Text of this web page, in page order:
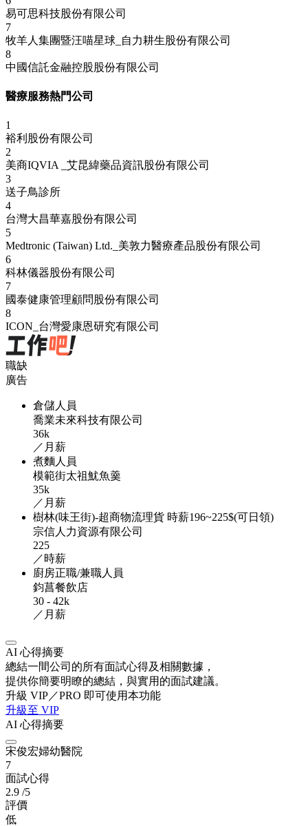
易可思科技股份有限公司
7
牧羊人集團暨汪喵星球_自力耕生股份有限公司
8
中國信託金融控股股份有限公司
醫療服務熱門公司
1
裕利股份有限公司
2
美商IQVIA _艾昆緯藥品資訊股份有限公司
3
送子鳥診所
4
台灣大昌華嘉股份有限公司
5
Medtronic (Taiwan) Ltd._美敦力醫療產品股份有限公司
6
科林儀器股份有限公司
7
國泰健康管理顧問股份有限公司
8
ICON_台灣愛康恩研究有限公司
職缺
廣告
倉儲人員
喬業未來科技有限公司
36k
／月薪
煮麵人員
模範街太祖魷魚羹
35k
／月薪
樹林(味王街)-超商物流理貨 時薪196~225$(可日領)
宗信人力資源有限公司
225
／時薪
廚房正職/兼職人員
鈞菖餐飲店
30 - 42k
／月薪
AI 心得摘要
總結一間公司的所有面試心得及相關數據，
提供你簡要明瞭的總結，與實用的面試建議。
升級 VIP／PRO 即可使用本功能
升級至 VIP
AI 心得摘要
宋俊宏婦幼醫院
7
面試心得
2.9 /5
評價
低